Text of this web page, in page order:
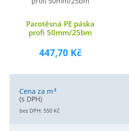
Parotěsná PE páska
profi 50mm/25bm
447,70 Kč
Cena za m 2
(s DPH)
bez DPH: 550 Kč